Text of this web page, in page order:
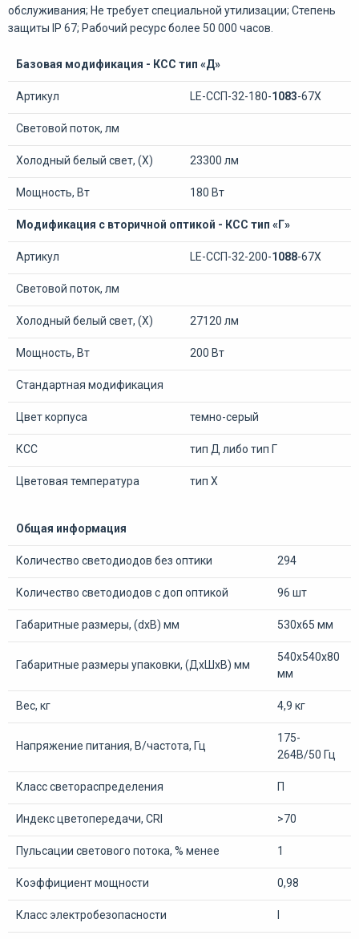
обслуживания; Не требует специальной утилизации; Степень
защиты IP 67; Рабочий ресурс более 50 000 часов.
Базовая модификация - КСС тип «Д»
Артикул LE-ССП-32-180-1083-67Х
Световой поток, лм
Холодный белый свет, (Х) 23300 лм
Мощность, Вт 180 Вт
Модификация с вторичной оптикой - КСС тип «Г»
Артикул LE-ССП-32-200-1088-67Х
Световой поток, лм
Холодный белый свет, (Х) 27120 лм
Мощность, Вт 200 Вт
Стандартная модификация
Цвет корпуса темно-серый
КСС тип Д либо тип Г
Цветовая температура тип Х
Общая информация
Количество светодиодов без оптики 294
Количество светодиодов с доп оптикой 96 шт
Габаритные размеры, (dхВ) мм 530х65 мм
Габаритные размеры упаковки, (ДхШхВ) мм
540х540х80
мм
Вес, кг 4,9 кг
Напряжение питания, В/частота, Гц
175-
264В/50 Гц
Класс светораспределения П
Индекс цветопередачи, CRI >70
Пульсации светового потока, % менее 1
Коэффициент мощности 0,98
Класс электробезопасности